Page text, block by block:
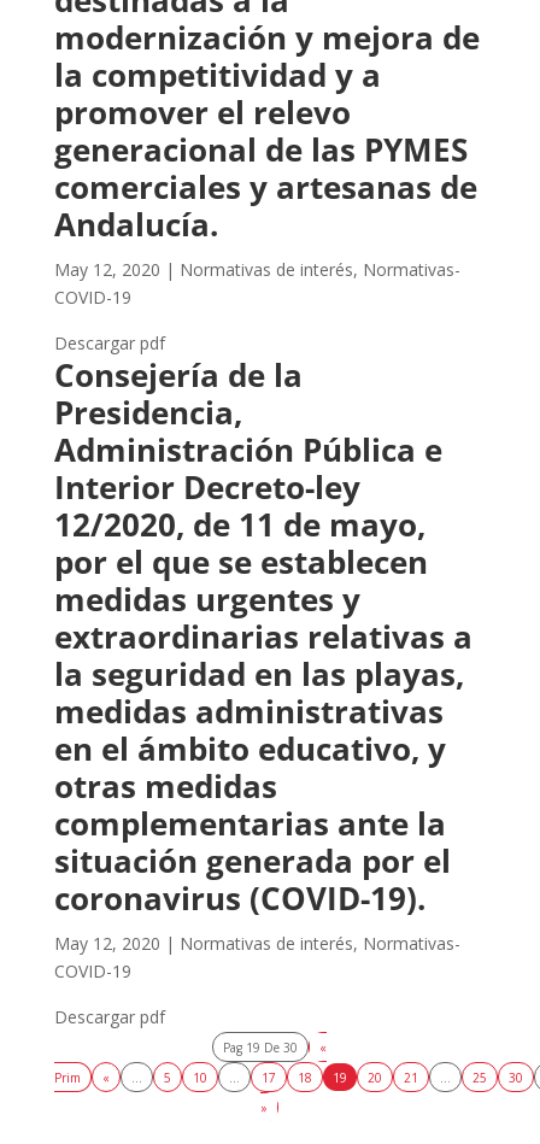
modernización y mejora de
la competitividad y a
promover el relevo
generacional de las PYMES
comerciales y artesanas de
Andalucía.
May 12, 2020 | Normativas de interés, Normativas-
COVID-19
Descargar pdf
Consejería de la
Presidencia,
Administración Pública e
Interior Decreto-ley
12/2020, de 11 de mayo,
por el que se establecen
medidas urgentes y
extraordinarias relativas a
la seguridad en las playas,
medidas administrativas
en el ámbito educativo, y
otras medidas
complementarias ante la
situación generada por el
coronavirus (COVID-19).
May 12, 2020 | Normativas de interés, Normativas-
COVID-19
Descargar pdf
Pag 19 De 30
«
Prim
« 5 10 17 18 19 20 21 25
30
»